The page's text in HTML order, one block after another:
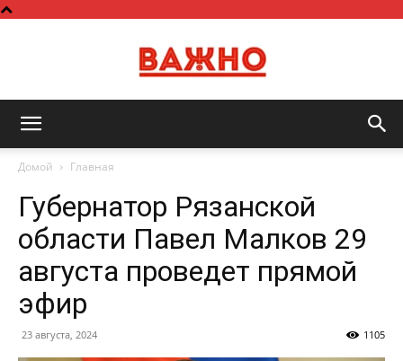
Домой Главная
Губернатор Рязанской
области Павел Малков 29
августа проведет прямой
эфир
23 августа, 2024 1105